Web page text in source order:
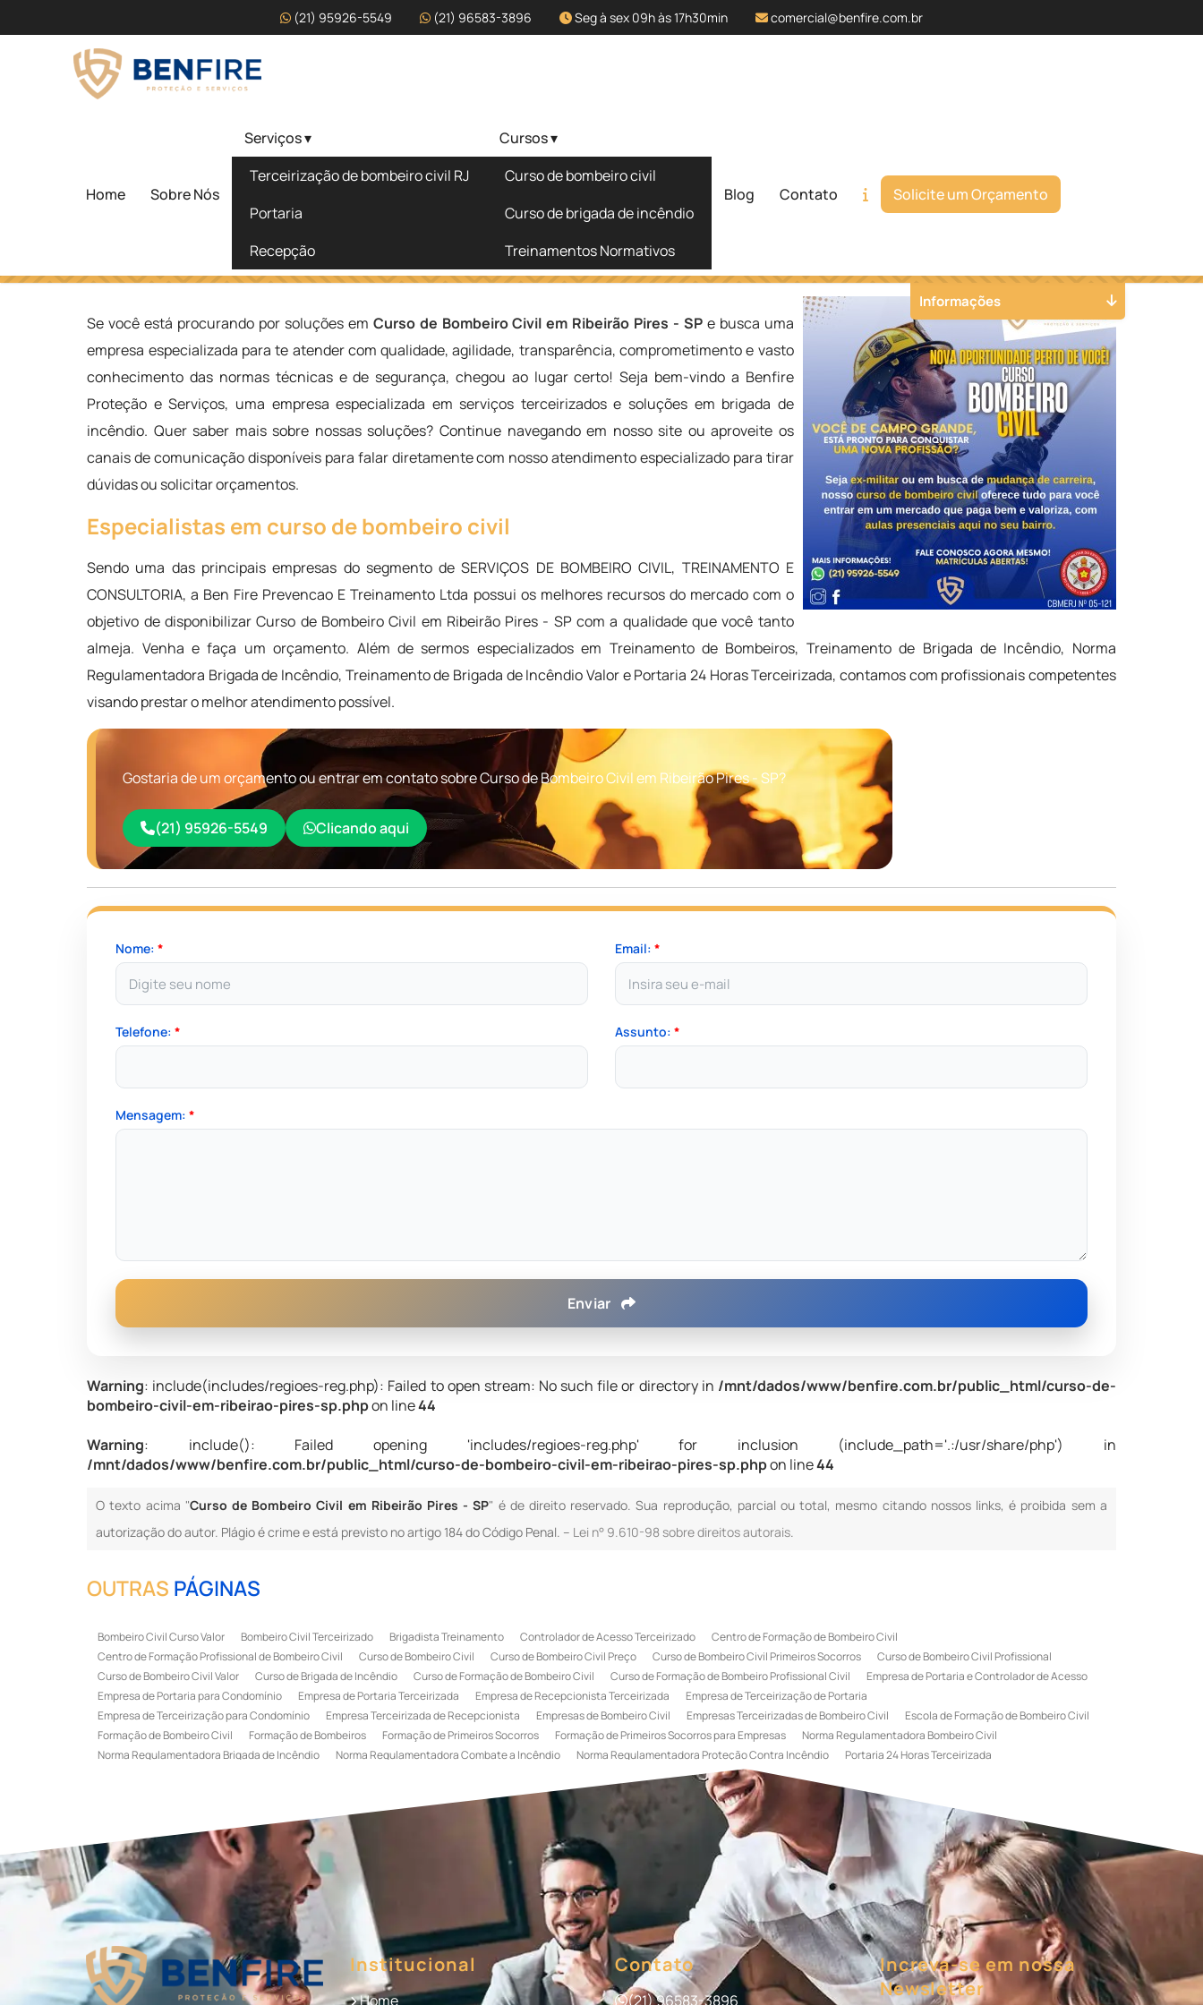
(21) 95926-5549 (21) 96583-3896 Seg à sex 09h às 17h30min comercial@benfire.com.br
Home Sobre Nós
Serviços ▾
Terceirização de bombeiro civil RJ
Portaria
Recepção
Cursos ▾
Curso de bombeiro civil
Curso de brigada de incêndio
Treinamentos Normativos
Blog Contato Solicite um Orçamento
Curso de Bombeiro Civil em Ribeirão
Pires - SP
Curso de Bombeiro Civil em Ribeirão Pires - SP
Solicite um Orçamento Chame no WhatsApp
Se você está procurando por soluções em Curso de Bombeiro Civil em Ribeirão Pires - SP e busca uma
empresa especializada para te atender com qualidade, agilidade, transparência, comprometimento e vasto
conhecimento das normas técnicas e de segurança, chegou ao lugar certo! Seja bem-vindo a Benfire
Proteção e Serviços, uma empresa especializada em serviços terceirizados e soluções em brigada de
incêndio. Quer saber mais sobre nossas soluções? Continue navegando em nosso site ou aproveite os
canais de comunicação disponíveis para falar diretamente com nosso atendimento especializado para tirar
dúvidas ou solicitar orçamentos.
Especialistas em curso de bombeiro civil
Sendo uma das principais empresas do segmento de SERVIÇOS DE BOMBEIRO CIVIL, TREINAMENTO E
CONSULTORIA, a Ben Fire Prevencao E Treinamento Ltda possui os melhores recursos do mercado com o
objetivo de disponibilizar Curso de Bombeiro Civil em Ribeirão Pires - SP com a qualidade que você tanto
almeja. Venha e faça um orçamento. Além de sermos especializados em Treinamento de Bombeiros, Treinamento de Brigada de Incêndio, Norma
Regulamentadora Brigada de Incêndio, Treinamento de Brigada de Incêndio Valor e Portaria 24 Horas Terceirizada, contamos com profissionais competentes
visando prestar o melhor atendimento possível.
Gostaria de um orçamento ou entrar em contato sobre Curso de Bombeiro Civil em Ribeirão Pires - SP?
(21) 95926-5549 Clicando aqui
Nome:* Email: *
Telefone:* Assunto: *
Mensagem:*
Enviar
Warning: include(includes/regioes-reg.php): Failed to open stream: No such file or directory in /mnt/dados/www/benfire.com.br/public_html/curso-de-
bombeiro-civil-em-ribeirao-pires-sp.phpon line44
Warning: include(): Failed opening 'includes/regioes-reg.php' for inclusion (include_path='.:/usr/share/php') in
/mnt/dados/www/benfire.com.br/public_html/curso-de-bombeiro-civil-em-ribeirao-pires-sp.phpon line44
O texto acima "Curso de Bombeiro Civil em Ribeirão Pires - SP" é de direito reservado. Sua reprodução, parcial ou total, mesmo citando nossos links, é proibida sem a
autorização do autor. Plágio é crime e está previsto no artigo 184 do Código Penal. – Lei n° 9.610-98 sobre direitos autorais.
Informações
OUTRAS PÁGINAS
Bombeiro Civil Curso Valor Bombeiro Civil Terceirizado Brigadista Treinamento Controlador de Acesso Terceirizado
Centro de Formação de Bombeiro Civil
Centro de Formação Profissional de Bombeiro Civil
Curso de Bombeiro Civil Curso de Bombeiro Civil Preço Curso de Bombeiro Civil Primeiros Socorros
Curso de Bombeiro Civil Profissional
Curso de Bombeiro Civil Valor
Curso de Brigada de Incêndio Curso de Formação de Bombeiro Civil Curso de Formação de Bombeiro Profissional Civil
Empresa de Portaria e Controlador de Acesso
Empresa de Portaria para Condomínio
Empresa de Portaria Terceirizada Empresa de Recepcionista Terceirizada
Empresa de Terceirização de Portaria
Empresa de Terceirização para Condomínio
Empresa Terceirizada de Recepcionista Empresas de Bombeiro Civil Empresas Terceirizadas de Bombeiro Civil
Escola de Formação de Bombeiro Civil
Formação de Bombeiro Civil
Formação de Bombeiros Formação de Primeiros Socorros Formação de Primeiros Socorros para Empresas
Norma Regulamentadora Bombeiro Civil
Norma Regulamentadora Brigada de Incêndio
Norma Regulamentadora Combate a Incêndio Norma Regulamentadora Proteção Contra Incêndio
Portaria 24 Horas Terceirizada
Serviço de Portaria Remota
Serviço de Portaria Terceirizada
Serviço Especializado em Terceirização de Bombeiro Civil Terceirização de Bombeiro Terceirização de Bombeiro Civil
Terceirização de Portaria
Terceirização de Recepcionista Terceirização de Serviços de Recepcionistas Treinamento de Bombeiro Civil Treinamento de Bombeiros
Treinamento de Brigada
Treinamento de Brigada de Emergência
Treinamento de Brigada de Incêndio Treinamento de Brigada de Incêndio Valor
Treinamento de Brigadista de Incêndio
Treinamento de Combate a Incêndio NR 23
Treinamento de Incêndio Treinamento de Prevenção e Combate a Incêndio
Treinamento de Primeiro Socorros
Treinamento de Primeiros Socorros para CIPA
Treinamento de Primeiros Socorros para Empresas
Institucional
Home
Contato
(21) 96583-3896
Increva-se em nossa
Newsletter